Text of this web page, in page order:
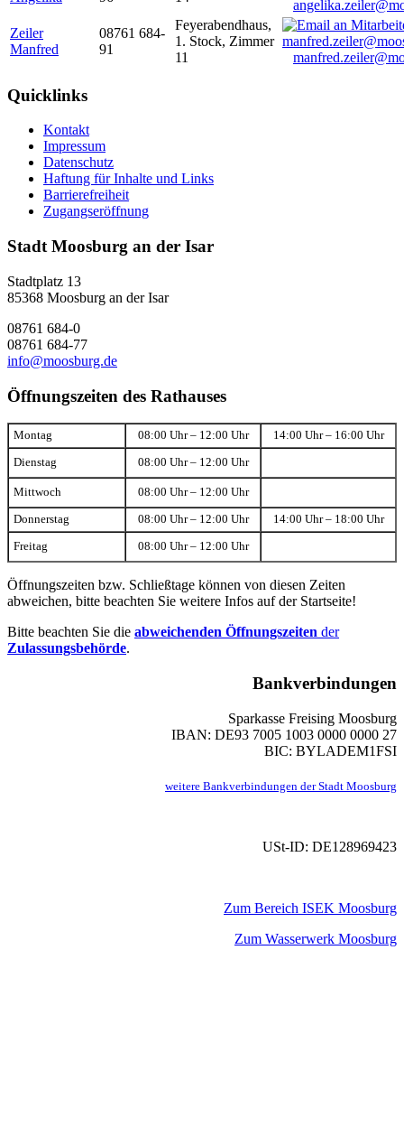
Zeiler
Manfred
08761 684-
91
Feyerabendhaus,
1. Stock, Zimmer
11
Quicklinks
Kontakt
Impressum
Datenschutz
Haftung für Inhalte und Links
Barrierefreiheit
Zugangseröffnung
Stadt Moosburg an der Isar
Stadtplatz 13
85368 Moosburg an der Isar
08761 684-0
08761 684-77
info@moosburg.de
Öffnungszeiten des Rathauses
Montag 08:00 Uhr – 12:00 Uhr 14:00 Uhr – 16:00 Uhr
Dienstag 08:00 Uhr – 12:00 Uhr
Mittwoch 08:00 Uhr – 12:00 Uhr
Donnerstag 08:00 Uhr – 12:00 Uhr 14:00 Uhr – 18:00 Uhr
Freitag 08:00 Uhr – 12:00 Uhr
Öffnungszeiten bzw. Schließtage können von diesen Zeiten
abweichen, bitte beachten Sie weitere Infos auf der Startseite!
Bitte beachten Sie die abweichenden Öffnungszeiten der
Zulassungsbehörde.
Bankverbindungen
Sparkasse Freising Moosburg
IBAN: DE93 7005 1003 0000 0000 27
BIC: BYLADEM1FSI
weitere Bankverbindungen der Stadt Moosburg
USt-ID: DE128969423
Zum Bereich ISEK Moosburg
Zum Wasserwerk Moosburg